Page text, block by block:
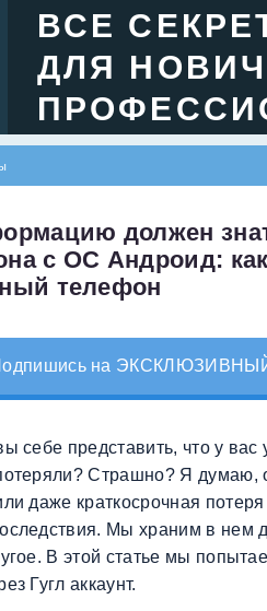
ВСЕ
ДЛЯ
должен
с ОС Андроид:
телефон
на ЭКСКЛЮЗИВНЫЙ
себе представить, что у
Страшно? Я думаю,
даже краткосрочная
Мы храним в нем
В этой статье мы
Гугл аккаунт.